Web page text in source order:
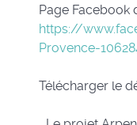
Page Facebook
https://
Provence-
Télécharger le